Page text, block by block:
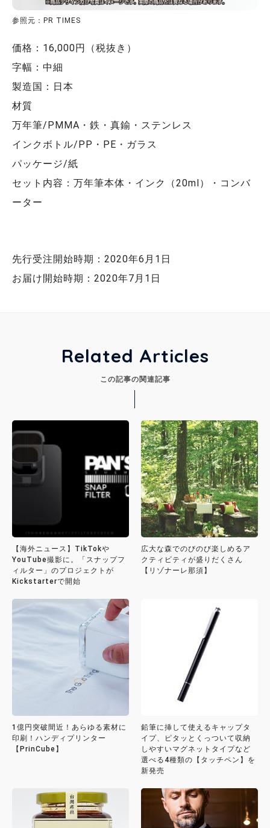
参照元：PR TIMES
価格：16,000円（税抜き）
字幅：中細
製造国：日本
材質
万年筆/PMMA・鉄・真鍮・ステンレス
インクボトル/PP・PE・ガラス
パッケージ/紙
セット内容：万年筆本体・インク（20ml）・コンバ
ーター
先行受注開始時期：2020年6月1日
お届け開始時期：2020年7月1日
Related Articles
この記事の関連記事
【海外ニュース】TikTokや
YouTube撮影に。「スナップフ
ィルター」のプロジェクトが
Kickstarterで開始
広大な森でのびのび楽しめるア
クティビティが盛りだくさん
【リゾナーレ那須】
1億円突破間近！あらゆる素材に
印刷！ハンディプリンター
【PrinCube】
鉛筆に挿して使えるキャップタ
イプ、ピタッとくっついて収納
しやすいマグネットタイプなど
選べる4種類の【タッチペン】を
新発売